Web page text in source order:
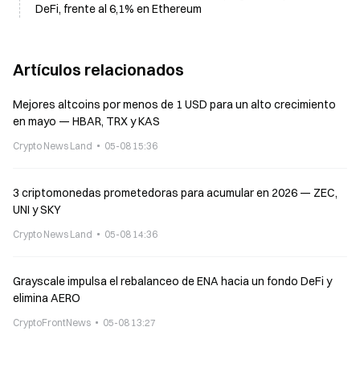
DeFi, frente al 6,1% en Ethereum
Artículos relacionados
Mejores altcoins por menos de 1 USD para un alto crecimiento
en mayo — HBAR, TRX y KAS
Crypto News Land 05-08 15:36
3 criptomonedas prometedoras para acumular en 2026 — ZEC,
UNI y SKY
Crypto News Land 05-08 14:36
Grayscale impulsa el rebalanceo de ENA hacia un fondo DeFi y
elimina AERO
CryptoFrontNews 05-08 13:27